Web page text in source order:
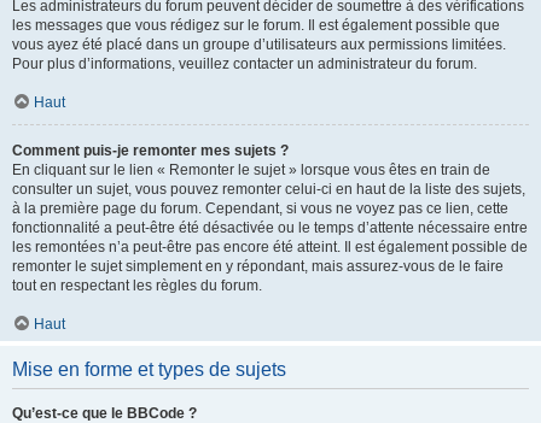
Les administrateurs du forum peuvent décider de soumettre à des vérifications
les messages que vous rédigez sur le forum. Il est également possible que
vous ayez été placé dans un groupe d’utilisateurs aux permissions limitées.
Pour plus d’informations, veuillez contacter un administrateur du forum.
Haut
Comment puis-je remonter mes sujets ?
En cliquant sur le lien « Remonter le sujet » lorsque vous êtes en train de
consulter un sujet, vous pouvez remonter celui-ci en haut de la liste des sujets,
à la première page du forum. Cependant, si vous ne voyez pas ce lien, cette
fonctionnalité a peut-être été désactivée ou le temps d’attente nécessaire entre
les remontées n’a peut-être pas encore été atteint. Il est également possible de
remonter le sujet simplement en y répondant, mais assurez-vous de le faire
tout en respectant les règles du forum.
Haut
Mise en forme et types de sujets
Qu’est-ce que le BBCode ?